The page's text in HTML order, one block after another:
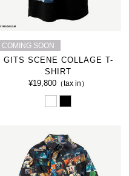
COMING SOON
GITS SCENE COLLAGE T-
SHIRT
¥19,800（tax in）